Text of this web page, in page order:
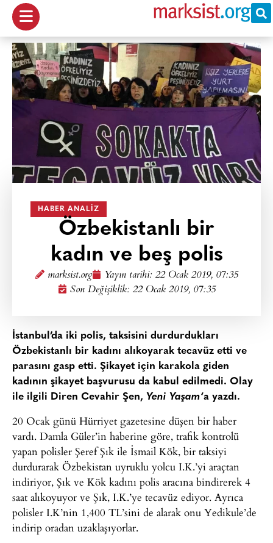
HABER ANALIZ
Özbekistanlı bir
kadın ve beş polis
marksist.org Yayın tarihi: 22 Ocak 2019, 07:35
Son Değişiklik: 22 Ocak 2019, 07:35
İstanbul’da iki polis, taksisini durdurdukları
Özbekistanlı bir kadını alıkoyarak tecavüz etti ve
parasını gasp etti. Şikayet için karakola giden
kadının şikayet başvurusu da kabul edilmedi. Olay
ile ilgili Diren Cevahir Şen, Yeni Yaşam‘a yazdı.
20 Ocak günü Hürriyet gazetesine düşen bir haber
vardı. Damla Güler’in haberine göre, trafik kontrolü
yapan polisler Şeref Şık ile İsmail Kök, bir taksiyi
durdurarak Özbekistan uyruklu yolcu I.K.’yi araçtan
indiriyor, Şık ve Kök kadını polis aracına bindirerek 4
saat alıkoyuyor ve Şık, I.K.’ye tecavüz ediyor. Ayrıca
polisler I.K’nin 1,400 TL’sini de alarak onu Yedikule’de
indirip oradan uzaklaşıyorlar.